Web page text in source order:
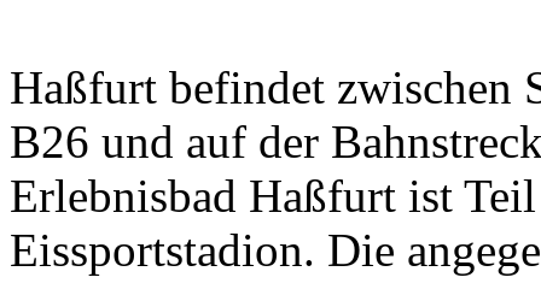
Haßfurt befindet zwischen
B26 und auf der
Erlebnisbad Haßfurt ist
Eissportstadion. Die